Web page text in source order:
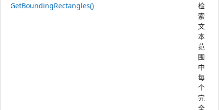
GetBoundingRectangles()
检
索
文
本
范
围
中
每
个
完
全